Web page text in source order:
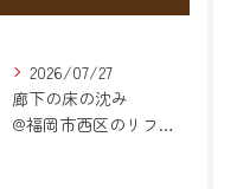
2026/07/27
廊下の床の沈み
@福岡市西区のリフォーム